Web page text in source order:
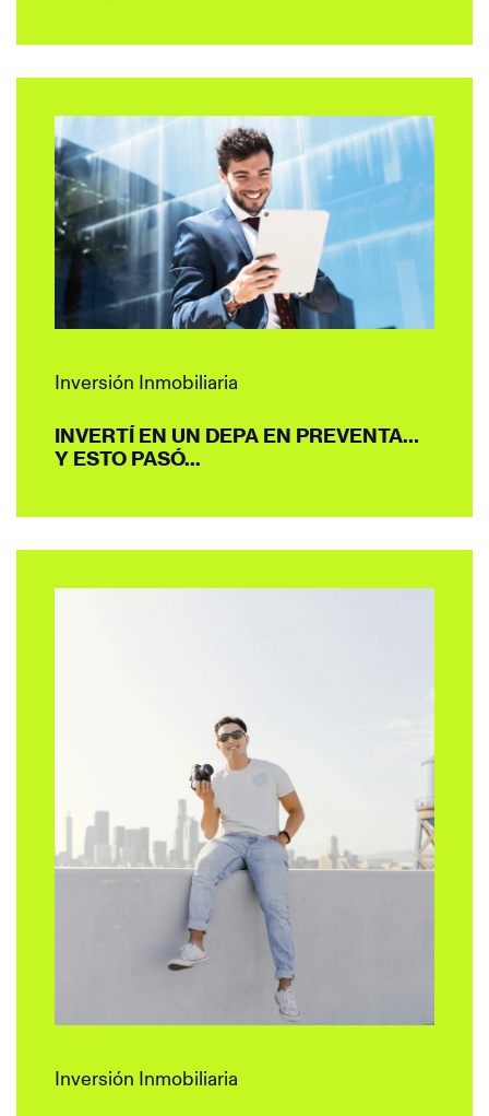
Inversión Inmobiliaria
INVERTÍ EN UN DEPA EN PREVENTA…
Y ESTO PASÓ...
Inversión Inmobiliaria